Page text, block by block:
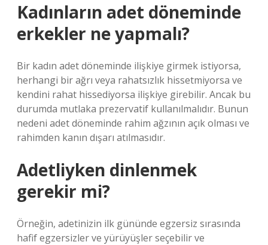
Kadınların adet döneminde
erkekler ne yapmalı?
Bir kadın adet döneminde ilişkiye girmek istiyorsa,
herhangi bir ağrı veya rahatsızlık hissetmiyorsa ve
kendini rahat hissediyorsa ilişkiye girebilir. Ancak bu
durumda mutlaka prezervatif kullanılmalıdır. Bunun
nedeni adet döneminde rahim ağzının açık olması ve
rahimden kanın dışarı atılmasıdır.
Adetliyken dinlenmek
gerekir mi?
Örneğin, adetinizin ilk gününde egzersiz sırasında
hafif egzersizler ve yürüyüşler seçebilir ve